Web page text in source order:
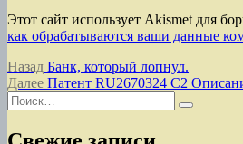
Этот сайт использует Akismet для
как обрабатываются ваши данные
Навигация
по
записям
Назад Предыдущая
запись:
Банк, который лопнул.
Далее Следующая
Патент RU2670324 C2
Искать:
Поиск